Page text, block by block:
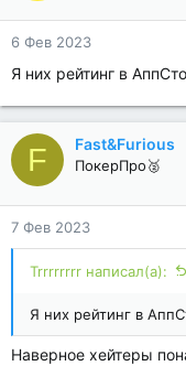
6 Фев 2023
Я них рейтинг в
F Fast&Furious
ПокерПро🥈
7 Фев 2023
Trrrrrrrr написал(а):
Я них рейтинг в
Наверное хейтеры